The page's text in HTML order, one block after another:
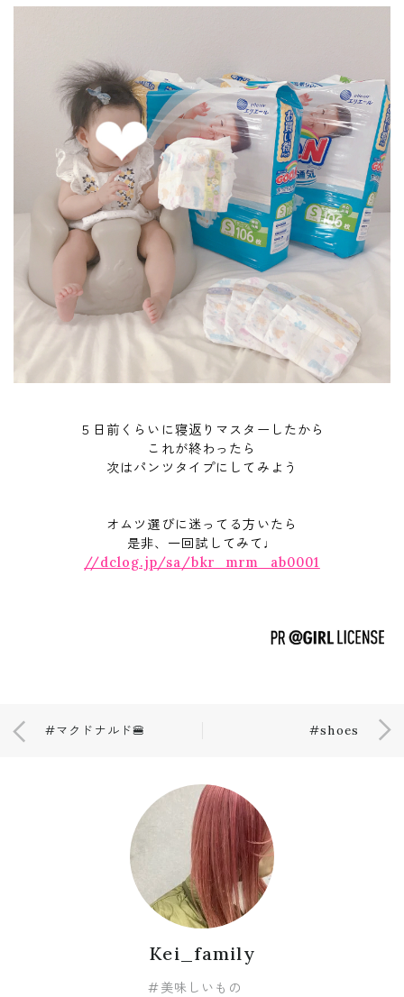
５日前くらいに寝返りマスターしたから
これが終わったら
次はパンツタイプにしてみよう︎
オムツ選びに迷ってる方いたら
是非、一回試してみて♩
//dclog.jp/sa/bkr_mrm_ab0001
#マクドナルド🍔 #shoes
Kei_family
#美味しいもの